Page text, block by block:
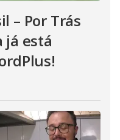
– Por Trás
já está